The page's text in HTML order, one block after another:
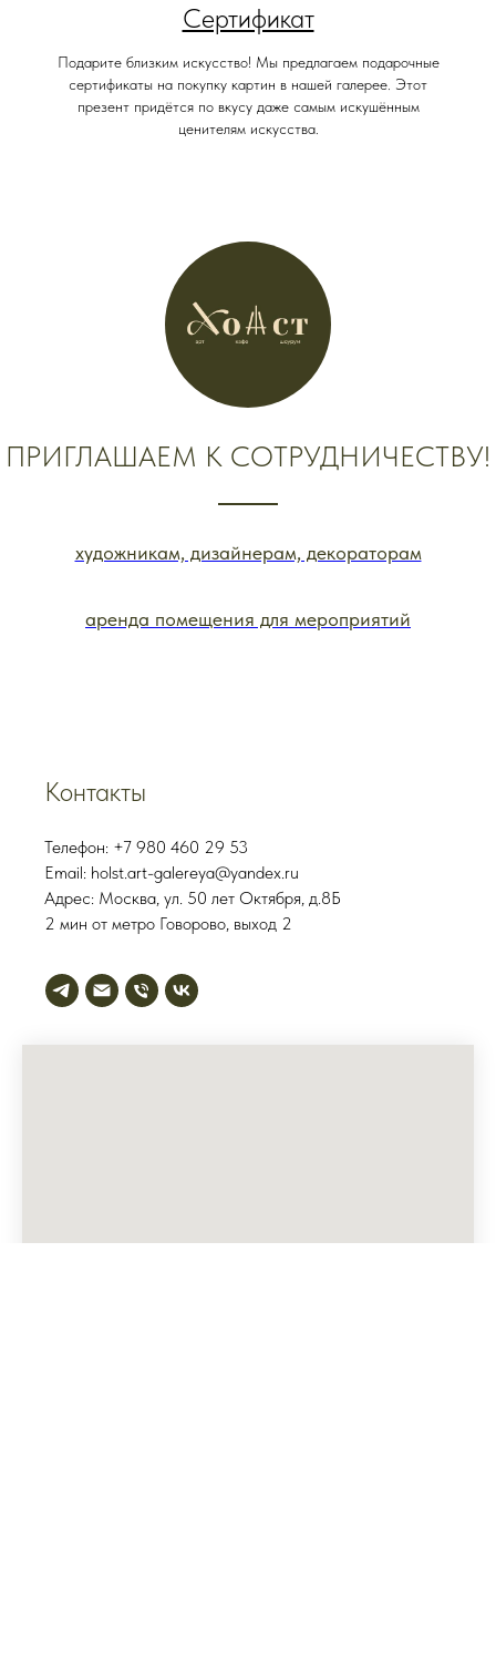
Сертификат
Подарите близким искусство! Мы предлагаем подарочные
сертификаты на покупку картин в нашей галерее. Этот
презент придётся по вкусу даже самым искушённым
ценителям искусства.
ПРИГЛАШАЕМ К СОТРУДНИЧЕСТВУ!
художникам, дизайнерам, декораторам
аренда помещения для мероприятий
Контакты
Телефон: +7 980 460 29 53
Email: holst.art-galereya@yandex.ru
Адрес: Москва, ул. 50 лет Октября, д.8Б
2 мин от метро Говорово, выход 2